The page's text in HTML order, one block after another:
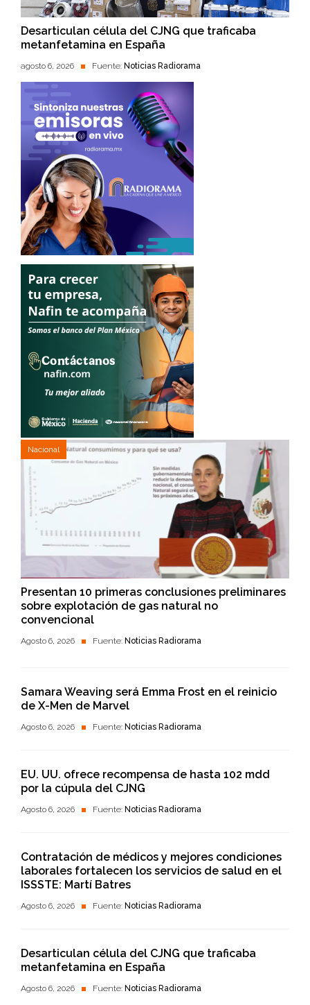
Desarticulan célula del CJNG que traficaba
metanfetamina en España
agosto 6, 2026 Fuente: Noticias Radiorama
Nacional
Presentan 10 primeras conclusiones preliminares
sobre explotación de gas natural no
convencional
Agosto 6, 2026 Fuente: Noticias Radiorama
Samara Weaving será Emma Frost en el reinicio
de X-Men de Marvel
Agosto 6, 2026 Fuente: Noticias Radiorama
EU. UU. ofrece recompensa de hasta 102 mdd
por la cúpula del CJNG
Agosto 6, 2026 Fuente: Noticias Radiorama
Contratación de médicos y mejores condiciones
laborales fortalecen los servicios de salud en el
ISSSTE: Martí Batres
Agosto 6, 2026 Fuente: Noticias Radiorama
Desarticulan célula del CJNG que traficaba
metanfetamina en España
Agosto 6, 2026 Fuente: Noticias Radiorama